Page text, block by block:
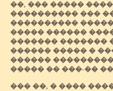
��, ��� �����
���������� ���
����������
����� ������
������� �������
������ ����� �
������
����� �� ���-��
��� ��, � ����